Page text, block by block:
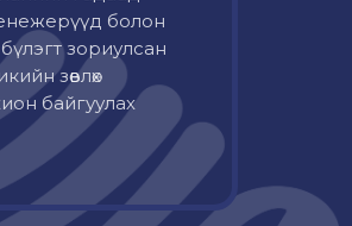
болон
зориулсан
зөвлөх
байгуулах